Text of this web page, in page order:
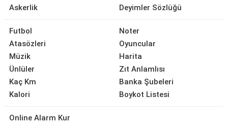
Askerlik
Deyimler Sözlüğü
Futbol
Atasözleri
Müzik
Ünlüler
Kaç Km
Kalori
Noter
Oyuncular
Harita
Zıt Anlamlısı
Banka Şubeleri
Boykot Listesi
Online Alarm Kur